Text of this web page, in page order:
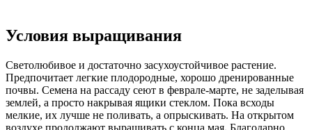
Условия выращивания
Светолюбивое и достаточно засухоустойчивое растение.
Предпочитает легкие плодородные, хорошо дренированные
почвы. Семена на рассаду сеют в феврале-марте, не заделывая
землей, а просто накрывая ящики стеклом. Пока всходы
мелкие, их лучше не поливать, а опрыскивать. На открытом
воздухе продолжают выращивать с конца мая. Благодарно